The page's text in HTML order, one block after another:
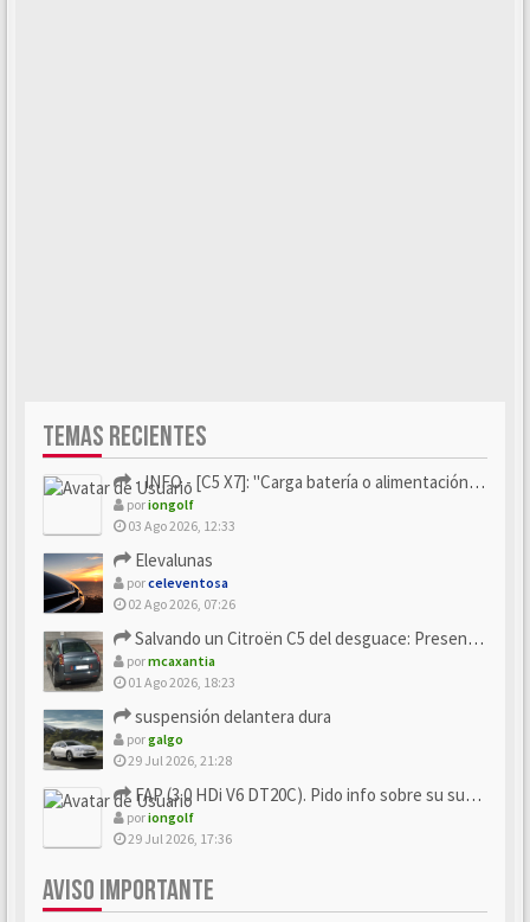
TEMAS RECIENTES
- INFO - [C5 X7]: "Carga batería o alimentación eléctri...
poriongolf
03 Ago 2026, 12:33
Elevalunas
porceleventosa
02 Ago 2026, 07:26
Salvando un Citroën C5 del desguace: Presentación y seguimiento
pormcaxantia
01 Ago 2026, 18:23
suspensión delantera dura
porgalgo
29 Jul 2026, 21:28
FAP (3.0 HDi V6 DT20C). Pido info sobre su sustitución
poriongolf
29 Jul 2026, 17:36
AVISO IMPORTANTE